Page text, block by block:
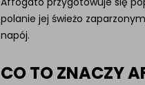
polanie jej świeżo
napój.
CO TO ZNACZY